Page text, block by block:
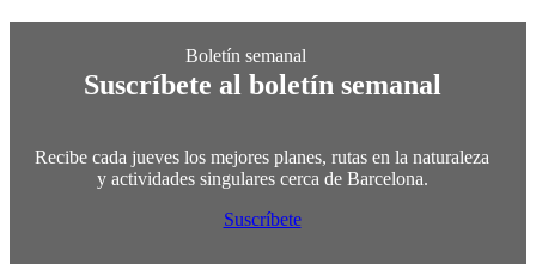
Suscríbete al boletín semanal
Recibe cada jueves los mejores planes, rutas en la naturaleza
y actividades singulares cerca de Barcelona.
Suscríbete